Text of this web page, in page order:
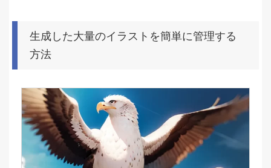
生成した大量のイラストを簡単に管理する
方法